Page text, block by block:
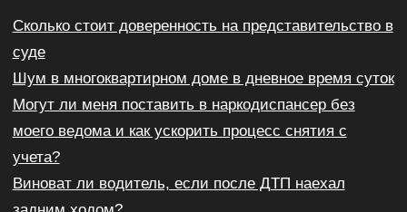
Сколько стоит доверенность на представительство в
суде
Шум в многоквартирном доме в дневное время суток
Могут ли меня поставить в наркодиспансер без
моего ведома и как ускорить процесс снятия с
учета?
Виноват ли водитель, если после ДТП наехал